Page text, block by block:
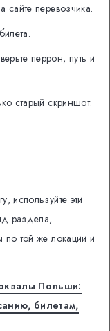
сайте перевозчика.
перрон, путь и
старый скриншот.
используйте эти
раздела,
по той же локации и
Польши:
билетам,